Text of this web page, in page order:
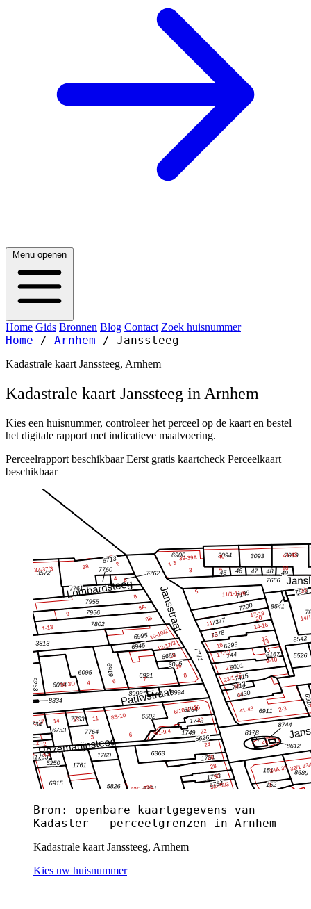
Menu openen
Home Gids Bronnen Blog Contact Zoek huisnummer
Home / Arnhem / Janssteeg
Kadastrale kaart Janssteeg, Arnhem
Kadastrale kaart Janssteeg in Arnhem
Kies een huisnummer, controleer het perceel op de kaart en bestel
het digitale rapport met indicatieve maatvoering.
Perceelrapport beschikbaar Eerst gratis kaartcheck Perceelkaart
beschikbaar
Bron: openbare kaartgegevens van
Kadaster — perceelgrenzen in Arnhem
Kadastrale kaart Janssteeg, Arnhem
Kies uw huisnummer